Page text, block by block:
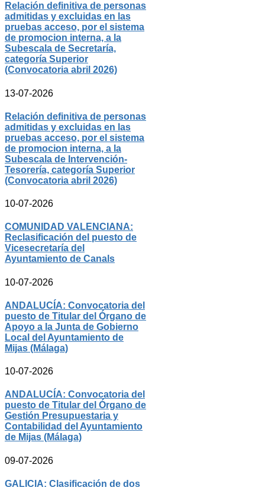
Relación definitiva de personas
admitidas y excluidas en las
pruebas acceso, por el sistema
de promocion interna, a la
Subescala de Secretaría,
categoría Superior
(Convocatoria abril 2026)
13-07-2026
Relación definitiva de personas
admitidas y excluidas en las
pruebas acceso, por el sistema
de promocion interna, a la
Subescala de Intervención-
Tesorería, categoría Superior
(Convocatoria abril 2026)
10-07-2026
COMUNIDAD VALENCIANA:
Reclasificación del puesto de
Vicesecretaría del
Ayuntamiento de Canals
10-07-2026
ANDALUCÍA: Convocatoria del
puesto de Titular del Órgano de
Apoyo a la Junta de Gobierno
Local del Ayuntamiento de
Mijas (Málaga)
10-07-2026
ANDALUCÍA: Convocatoria del
puesto de Titular del Órgano de
Gestión Presupuestaria y
Contabilidad del Ayuntamiento
de Mijas (Málaga)
09-07-2026
GALICIA: Clasificación de dos